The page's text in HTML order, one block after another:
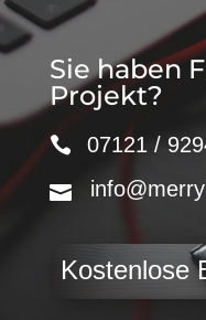
Sie haben
Projekt?
07121 /
Kostenlose